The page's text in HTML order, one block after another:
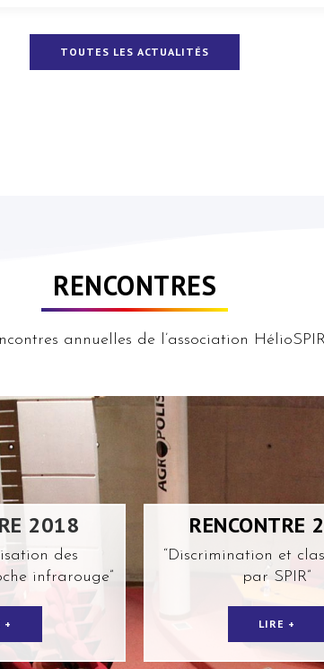
TOUTES LES ACTUALITÉS
RENCONTRES
annuelles de l’association
2018
des
infrarouge”
+
RENCONTRE
“Discrimination et
par SPIR”
LIRE +